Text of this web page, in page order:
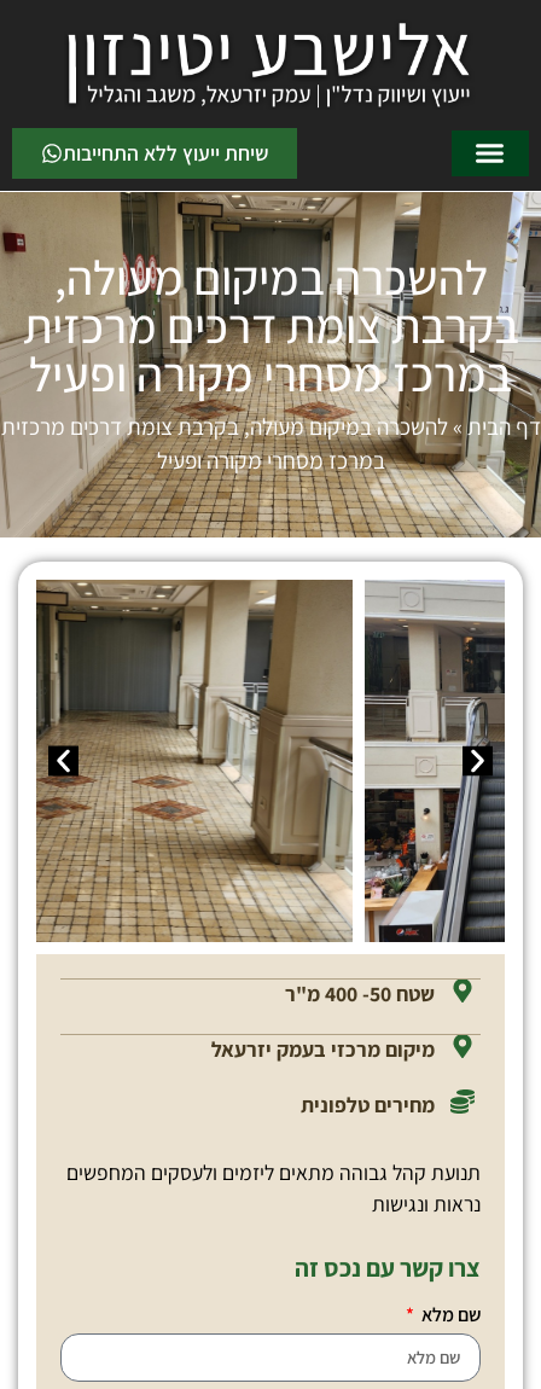
שיחת ייעוץ ללא התחייבות
להשכרה במיקום מעולה,
בקרבת צומת דרכים מרכזית
במרכז מסחרי מקורה ופעיל
דף הבית»להשכרה במיקום מעולה, בקרבת צומת דרכים מרכזית
במרכז מסחרי מקורה ופעיל
שטח 50- 400 מ"ר
מיקום מרכזי בעמק יזרעאל
מחירים טלפונית
תנועת קהל גבוהה מתאים ליזמים ולעסקים המחפשים
נראות ונגישות
צרו קשר עם נכס זה
שם מלא